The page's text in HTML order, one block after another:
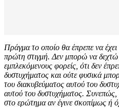
Πράγμα το οποίο θα έπρεπε να έχει
πρώτη στιγμή. Δεν μπορώ να δεχτώ
εμπλεκόμενους φορείς, ότι δεν
δυστυχήματος και ούτε φυσικά
του διακυβεύματος αυτού του
αυτού του δυστυχήματος.
στο ερώτημα αν έγινε σκοπίμως ή